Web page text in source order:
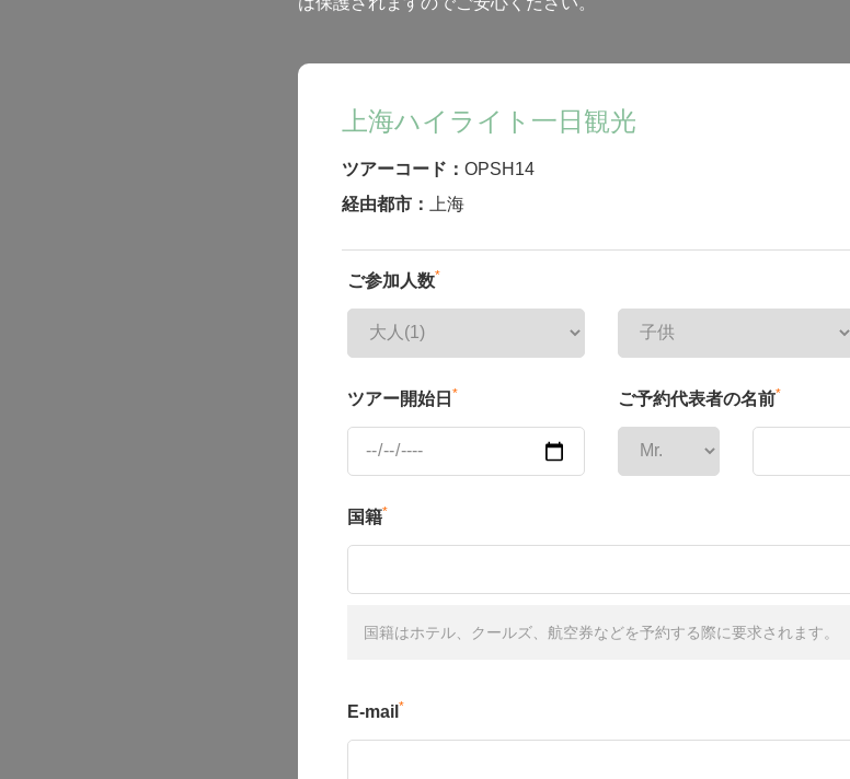
上海ハイライト一日観光
ツアーコード： OPSH14
経由都市：
上海
ご参加人数*
ツアー開始日 * ご予約代表者の名前*
国籍*
国籍はホテル、クールズ、航空券などを予約する際に要求されます。
E-mail *